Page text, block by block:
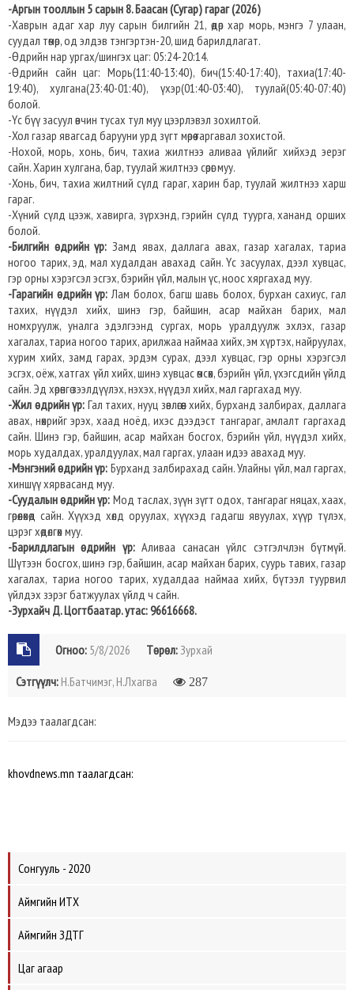
-Аргын тооллын 5 сарын 8. Баасан (Сугар) гараг (2026)
-Хаврын адаг хар луу сарын билгийн 21, өдөр хар морь, мэнгэ 7 улаан,
суудал төмөр, од элдэв тэнгэртэн-20, шид барилдлагат.
-Өдрийн нар ургах/шингэх цаг: 05:24-20:14.
-Өдрийн сайн цаг: Морь(11:40-13:40), бич(15:40-17:40), тахиа(17:40-
19:40), хулгана(23:40-01:40), үхэр(01:40-03:40), туулай(05:40-07:40)
болой.
-Үс бүү засуул өвчин тусах тул муу цээрлэвэл зохилтой.
-Хол газар явагсад барууни урд зүгт мөрөө гаргавал зохистой.
-Нохой, морь, хонь, бич, тахиа жилтнээ аливаа үйлийг хийхэд эерэг
сайн. Харин хулгана, бар, туулай жилтнээ сөрөг муу.
-Хонь, бич, тахиа жилтний сүлд гараг, харин бар, туулай жилтнээ харш
гараг.
-Хүний сүлд цээж, хавирга, зүрхэнд, гэрийн сүлд туурга, хананд орших
болой.
-Билгийн өдрийн үр: Замд явах, даллага авах, газар хагалах, тариа
ногоо тарих, эд, мал худалдан авахад сайн. Үс засуулах, дээл хувцас,
гэр орны хэрэгсэл эсгэх, бэрийн үйл, малын үс, ноос хяргахад муу.
-Гарагийн өдрийн үр: Лам болох, багш шавь болох, бурхан сахиус, гал
тахих, нүүдэл хийх, шинэ гэр, байшин, асар майхан барих, мал
номхруулж, уналга эдэлгээнд сургах, морь уралдуулж эхлэх, газар
хагалах, тариа ногоо тарих, арилжаа наймаа хийх, эм хүртэх, найруулах,
хурим хийх, замд гарах, эрдэм сурах, дээл хувцас, гэр орны хэрэгсэл
эсгэх, оёж, хатгах үйл хийх, шинэ хувцас өмсөх, бэрийн үйл, үхэгсдийн үйлд
сайн. Эд хөрөнгө зээлдүүлэх, нэхэх, нүүдэл хийх, мал гаргахад муу.
-Жил өдрийн үр: Гал тахих, нууц зөвлөгөөн хийх, бурханд залбирах, даллага
авах, нөхрийг эрэх, хаад ноёд, ихэс дээдэст тангараг, амлалт гаргахад
сайн. Шинэ гэр, байшин, асар майхан босгох, бэрийн үйл, нүүдэл хийх,
морь худалдах, уралдуулах, мал гаргах, улаан идээ авахад муу.
-Мэнгэний өдрийн үр: Бурханд залбирахад сайн. Улайны үйл, мал гаргах,
хиншүү хярвасанд муу.
-Суудалын өдрийн үр: Мод таслах, зүүн зүгт одох, тангараг няцах, хаах,
гөрөөлөхөд сайн. Хүүхэд хөлд оруулах, хүүхэд гадагш явуулах, хүүр түлэх,
цэрэг хөдөлгөх муу.
-Барилдлагын өдрийн үр:Аливаа санасан үйлс сэтгэлчлэн бүтмүй.
Шүтээн босгох, шинэ гэр, байшин, асар майхан барих, суурь тавих, газар
хагалах, тариа ногоо тарих, худалдаа наймаа хийх, бүтээл туурвил
үйлдэх зэрэг батжуулах үйлд ч сайн.
-Зурхайч Д. Цогтбаатар. утас: 96616668.
Огноо: 5/8/2026 Төрөл:Зурхай
Сэтгүүлч: Н.Батчимэг, Н.Лхагва 287
Мэдээ таалагдсан:
khovdnews.mn таалагдсан:
Сонгууль - 2020
Аймгийн ИТХ
Аймгийн ЗДТГ
Цаг агаар